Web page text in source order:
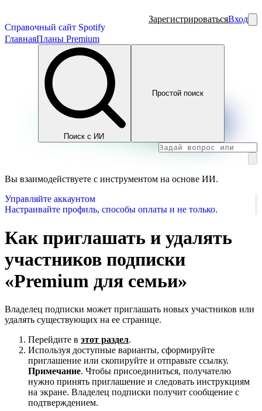
Справочный сайт Spotify
ЗарегистрироватьсяВход
ГлавнаяПланы Premium
Поиск с ИИ
Простой поиск
Вы взаимодействуете с инструментом на основе ИИ.
Управляйте аккаунтом
Настраивайте профиль, способы оплаты и не только.
Как приглашать и удалять
участников подписки
«Premium для семьи»
Владелец подписки может приглашать новых участников или
удалять существующих на ее странице.
Перейдите в этот раздел.
Используя доступные варианты, сформируйте
приглашение или скопируйте и отправьте ссылку.
Примечание. Чтобы присоединиться, получателю
нужно принять приглашение и следовать инструкциям
на экране. Владелец подписки получит сообщение с
подтверждением.